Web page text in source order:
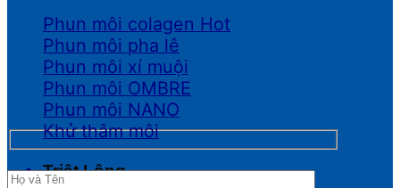
Phun môi colagen
Phun môi pha lê
Phun môi xí muội
Phun môi OMBRE
Phun môi NANO
Khử thâm môi
Triệt Lông